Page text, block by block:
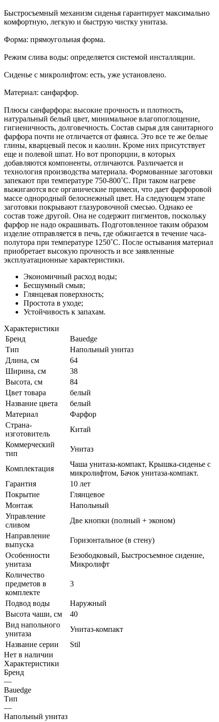
Быстросъемный механизм сиденья гарантирует максимально
комфортную, легкую и быструю чистку унитаза.
Форма: прямоугольная форма.
Режим слива воды: определяется системой инсталляции.
Сиденье с микролифтом: есть, уже установлено.
Материал: санфарфор.
Плюсы санфарфора: высокие прочность и плотность,
натуральный белый цвет, минимальное влагопоглощение,
гигиеничность, долговечность. Состав сырья для санитарного
фарфора почти не отличается от фаянса. Это все те же белые
глины, кварцевый песок и каолин. Кроме них присутствует
еще и полевой шпат. Но вот пропорции, в которых
добавляются компоненты, отличаются. Различается и
технология производства материала. Формованные заготовки
запекают при температуре 750-800˚С. При таком нагреве
выжигаются все органические примеси, что дает фарфоровой
массе однородный белоснежный цвет. На следующем этапе
заготовки покрывают глазуровочной смесью. Однако ее
состав тоже другой. Она не содержит пигментов, поскольку
фарфор не надо окрашивать. Подготовленное таким образом
изделие отправляется в печь, где обжигается в течение часа-
полутора при температуре 1250˚С. После остывания материал
приобретает высокую прочность и все заявленные
эксплуатационные характеристики.
Экономичный расход воды;
Бесшумный смыв;
Глянцевая поверхность;
Простота в уходе;
Устойчивость к запахам.
Характеристики
Бренд
Bauedge
Тип
Напольный унитаз
Длина, см
64
Ширина, см
38
Высота, см
84
Цвет товара
белый
Название цвета
белый
Материал
Фарфор
Страна-
изготовитель
Китай
Коммерческий
тип
Унитаз
Комплектация
Чаша унитаза-компакт, Крышка-сиденье с
микролифтом, Бачок унитаза-компакт.
Гарантия
10 лет
Покрытие
Глянцевое
Монтаж
Напольный
Управление
сливом
Две кнопки (полный + эконом)
Направление
выпуска
Горизонтальное (в стену)
Особенности
унитаза
Безободковый, Быстросъемное сидение,
Микролифт
Количество
предметов в
комплекте
3
Подвод воды
Наружный
Высота чаши, см
40
Вид напольного
унитаза
Унитаз-компакт
Название серии
Stil
Нет в наличии
Характеристики
Бренд
—
Bauedge
Тип
—
Напольный унитаз